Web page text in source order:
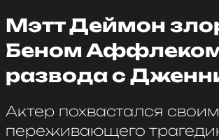
Мэтт Деймон
Беном Аффлеком
развода с
Актер похвастался
переживающего